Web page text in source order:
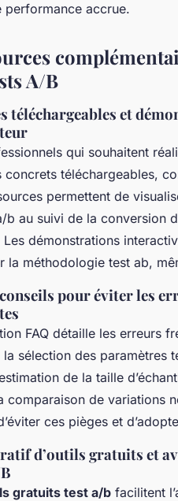
performance accrue.
A/B
téléchargeables et
qui souhaitent
concrets téléchargeables,
permettent de
b au suivi de la conversion
démonstrations
la méthodologie test ab,
pour éviter les
FAQ détaille les erreurs
sélection des paramètres
de la taille
comparaison de variations
ces pièges et
d’outils gratuits et
gratuits test a/b facilitent